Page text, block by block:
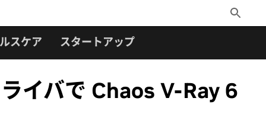
Toggle
Search
スケア スタートアップ
イバで Chaos V-Ray 6